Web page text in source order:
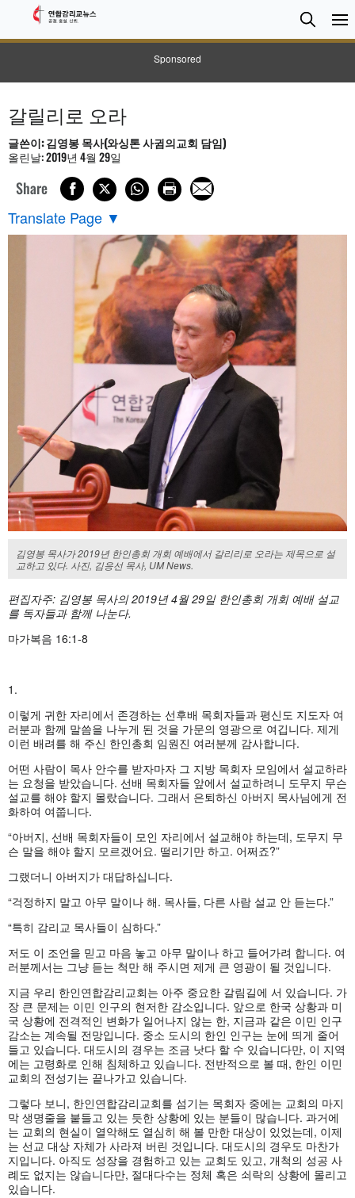
Sponsored
검
색
Search
갈릴리로 오라
글쓴이: 김영봉 목사(와싱톤 사귐의교회 담임)
올린날: 2019년 4월 29일
Share
Translate Page ▼
김영봉 목사가 2019년 한인총회 개회 예배에서 갈리리로 오라는 제목으로 설
교하고 있다. 사진, 김응선 목사, UM News.
편집자주: 김영봉 목사의 2019년 4월 29일 한인총회 개회 예배 설교
를 독자들과 함께 나눈다.
마가복음 16:1-8
1.
이렇게 귀한 자리에서 존경하는 선후배 목회자들과 평신도 지도자 여
러분과 함께 말씀을 나누게 된 것을 가문의 영광으로 여깁니다. 제게
이런 배려를 해 주신 한인총회 임원진 여러분께 감사합니다.
어떤 사람이 목사 안수를 받자마자 그 지방 목회자 모임에서 설교하라
는 요청을 받았습니다. 선배 목회자들 앞에서 설교하려니 도무지 무슨
설교를 해야 할지 몰랐습니다. 그래서 은퇴하신 아버지 목사님에게 전
화하여 여쭙니다.
“아버지, 선배 목회자들이 모인 자리에서 설교해야 하는데, 도무지 무
슨 말을 해야 할지 모르겠어요. 떨리기만 하고. 어쩌죠?”
그랬더니 아버지가 대답하십니다.
“걱정하지 말고 아무 말이나 해. 목사들, 다른 사람 설교 안 듣는다.”
“특히 감리교 목사들이 심하다.”
저도 이 조언을 믿고 마음 놓고 아무 말이나 하고 들어가려 합니다. 여
러분께서는 그냥 듣는 척만 해 주시면 제게 큰 영광이 될 것입니다.
지금 우리 한인연합감리교회는 아주 중요한 갈림길에 서 있습니다. 가
장 큰 문제는 이민 인구의 현저한 감소입니다. 앞으로 한국 상황과 미
국 상황에 전격적인 변화가 일어나지 않는 한, 지금과 같은 이민 인구
감소는 계속될 전망입니다. 중소 도시의 한인 인구는 눈에 띄게 줄어
들고 있습니다. 대도시의 경우는 조금 낫다 할 수 있습니다만, 이 지역
에는 고령화로 인해 침체하고 있습니다. 전반적으로 볼 때, 한인 이민
교회의 전성기는 끝나가고 있습니다.
그렇다 보니, 한인연합감리교회를 섬기는 목회자 중에는 교회의 마지
막 생명줄을 붙들고 있는 듯한 상황에 있는 분들이 많습니다. 과거에
는 교회의 현실이 열악해도 열심히 해 볼 만한 대상이 있었는데, 이제
는 선교 대상 자체가 사라져 버린 것입니다. 대도시의 경우도 마찬가
지입니다. 아직도 성장을 경험하고 있는 교회도 있고, 개척의 성공 사
례도 없지는 않습니다만, 절대다수는 정체 혹은 쇠락의 상황에 몰리고
있습니다.